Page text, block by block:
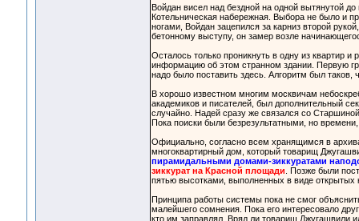
Войдан висел над бездной на одной вытянутой
Котельническая набережная. Выбора не было и
ногами, Войдан зацепился за карниз второй
бетонному выступу, он замер возле
Осталось только проникнуть в одну из квартир и
информацию об этом странном здании. Первую
надо было поставить здесь. Алгоритм был
В хорошо известном многим москвичам
академиков и писателей, был дополнительный
случайно. Надей сразу же связался со
Пока поиски были безрезультатными, но
Официально, согласно всем хранящимся в
многоквартирный дом, который товарищ
пирамидальными домами-зиккуратами
зиккурат на Красной площади . Позже были
пятью высотками, выполненных в виде открытых
Принципа работы системы пока не смог
малейшего сомнения. Пока его интересовало
кто им заправлял. Вряд ли товарищ Джугашвили